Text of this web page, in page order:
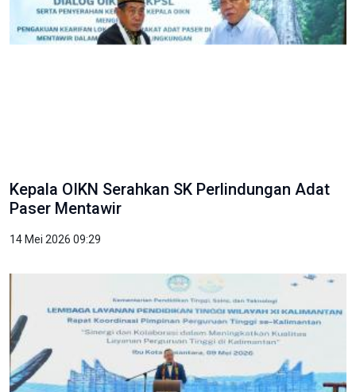
Kepala OIKN Serahkan SK Perlindungan Adat
Paser Mentawir
14 Mei 2026 09:29